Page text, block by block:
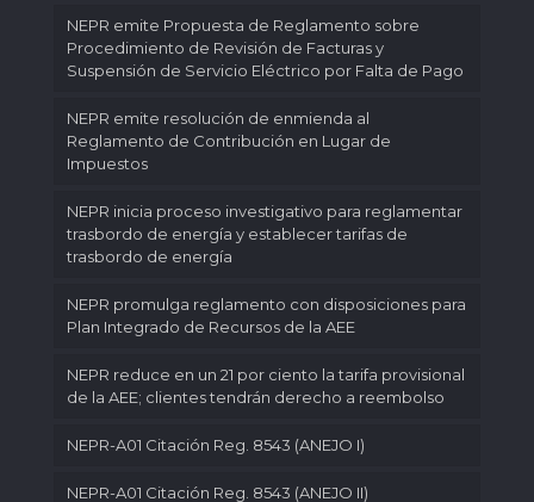
NEPR emite Propuesta de Reglamento sobre
Procedimiento de Revisión de Facturas y
Suspensión de Servicio Eléctrico por Falta de Pago
NEPR emite resolución de enmienda al
Reglamento de Contribución en Lugar de
Impuestos
NEPR inicia proceso investigativo para reglamentar
trasbordo de energía y establecer tarifas de
trasbordo de energía
NEPR promulga reglamento con disposiciones para
Plan Integrado de Recursos de la AEE
NEPR reduce en un 21 por ciento la tarifa provisional
de la AEE; clientes tendrán derecho a reembolso
NEPR-A01 Citación Reg. 8543 (ANEJO I)
NEPR-A01 Citación Reg. 8543 (ANEJO II)